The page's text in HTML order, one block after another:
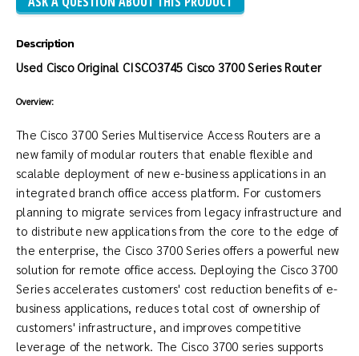
Description
Used Cisco Original CISCO3745 Cisco 3700 Series Router
Overview:
The Cisco 3700 Series Multiservice Access Routers are a
new family of modular routers that enable flexible and
scalable deployment of new e-business applications in an
integrated branch office access platform. For customers
planning to migrate services from legacy infrastructure and
to distribute new applications from the core to the edge of
the enterprise, the Cisco 3700 Series offers a powerful new
solution for remote office access. Deploying the Cisco 3700
Series accelerates customers' cost reduction benefits of e-
business applications, reduces total cost of ownership of
customers' infrastructure, and improves competitive
leverage of the network. The Cisco 3700 series supports